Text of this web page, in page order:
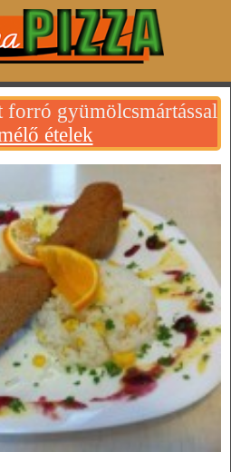
forró gyümölcsmártással
ételek